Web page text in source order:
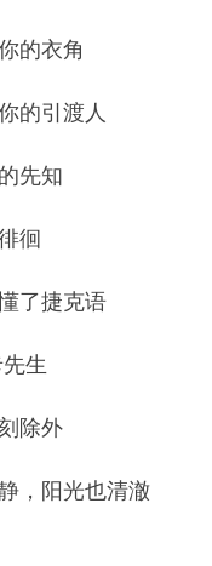
的衣角
的引渡人
先知
徊
了捷克语
生
除外
，阳光也清澈